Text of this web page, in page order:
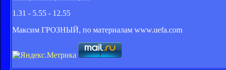
1.31 - 5.55 - 12.55
Максим ГРОЗНЫЙ, по материалам www.uefa.com